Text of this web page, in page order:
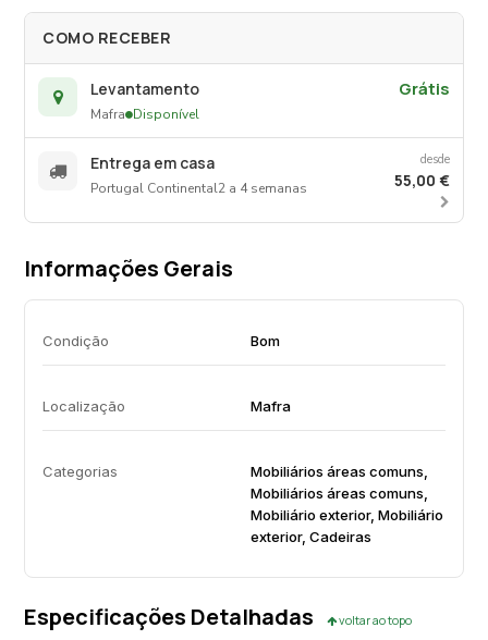
produto. Perfeita para quem procura uma solução
funcional e elegante.
COMO RECEBER
Levantamento
Mafra Disponível
Grátis
Entrega em casa
Portugal Continental2 a 4 semanas
desde
55,00 €
Informações Gerais
Condição Bom
Localização Mafra
Categorias
Mobiliários áreas comuns,
Mobiliários áreas comuns,
Mobiliário exterior, Mobiliário
exterior, Cadeiras
Especificações Detalhadas voltar ao topo